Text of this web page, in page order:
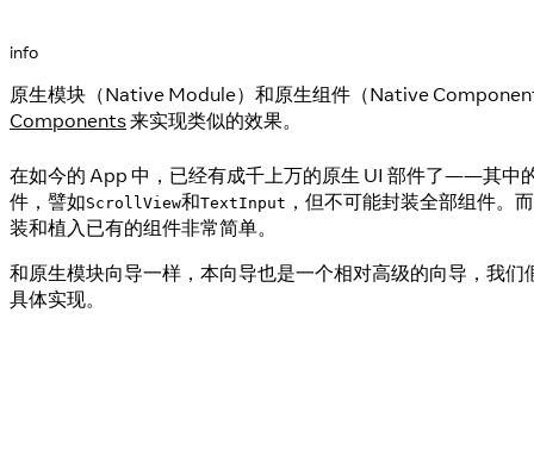
info
原生模块（Native Module）和原生组件（Native
Components来实现类似的效果。
在如今的 App 中，已经有成千上万的原生 UI 部件了——其中
件，譬如ScrollView和TextInput ，但不可能封装全部组件。
装和植入已有的组件非常简单。
和原生模块向导一样，本向导也是一个相对高级的向导，我
具体实现。